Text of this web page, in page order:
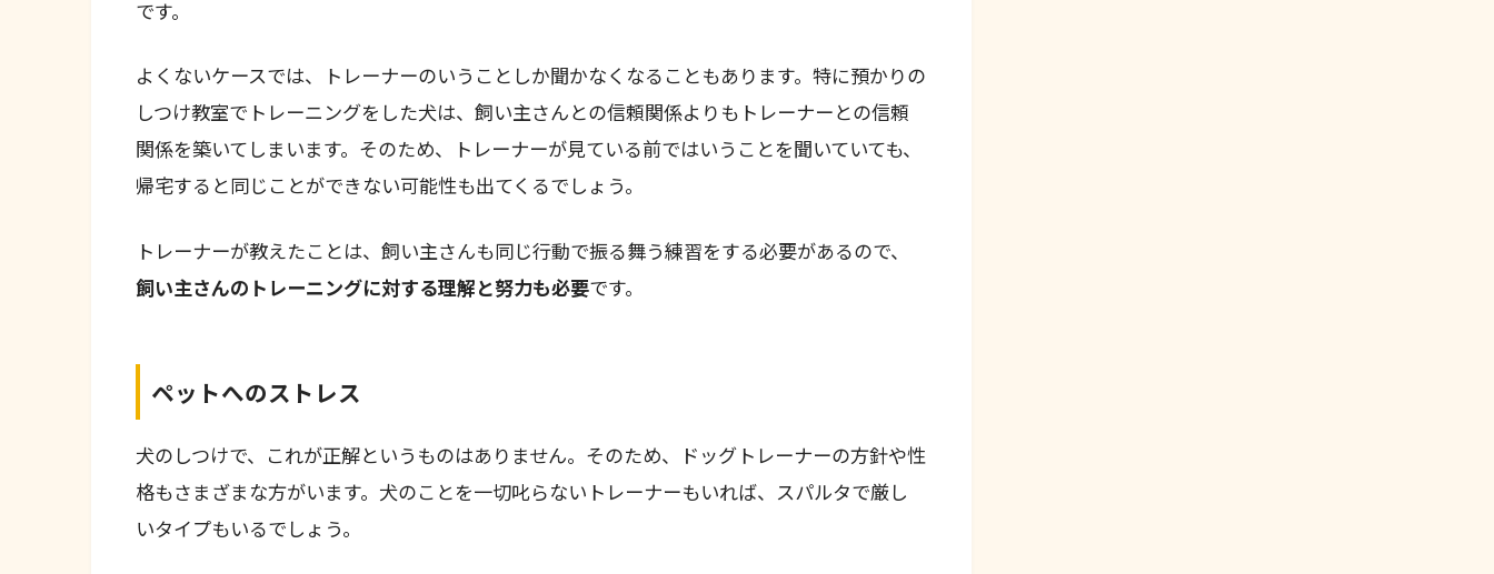
です。
よくないケースでは、トレーナーのいうことしか聞かなくなることもあります。特に預かりの
しつけ教室でトレーニングをした犬は、飼い主さんとの信頼関係よりもトレーナーとの信頼
関係を築いてしまいます。そのため、トレーナーが見ている前ではいうことを聞いていても、
帰宅すると同じことができない可能性も出てくるでしょう。
トレーナーが教えたことは、飼い主さんも同じ行動で振る舞う練習をする必要があるので、
飼い主さんのトレーニングに対する理解と努力も必要です。
ペットへのストレス
犬のしつけで、これが正解というものはありません。そのため、ドッグトレーナーの方針や性
格もさまざまな方がいます。犬のことを一切叱らないトレーナーもいれば、スパルタで厳し
いタイプもいるでしょう。